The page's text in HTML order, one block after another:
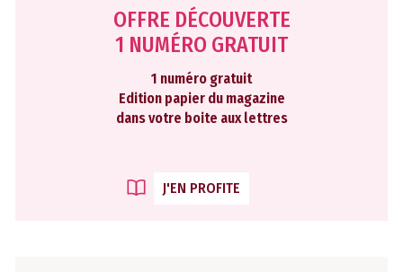
OFFRE DÉCOUVERTE
1 NUMÉRO GRATUIT
1 numéro gratuit
Edition papier du magazine
dans votre boite aux lettres
J'EN PROFITE